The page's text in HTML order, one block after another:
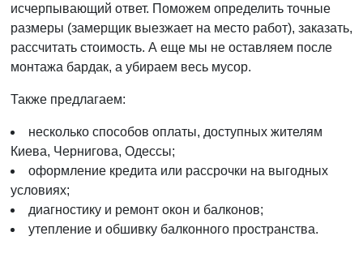
исчерпывающий ответ. Поможем определить точные
размеры (замерщик выезжает на место работ), заказать,
рассчитать стоимость. А еще мы не оставляем после
монтажа бардак, а убираем весь мусор.
Также предлагаем:
несколько способов оплаты, доступных жителям
Киева, Чернигова, Одессы;
оформление кредита или рассрочки на выгодных
условиях;
диагностику и ремонт окон и балконов;
утепление и обшивку балконного пространства.